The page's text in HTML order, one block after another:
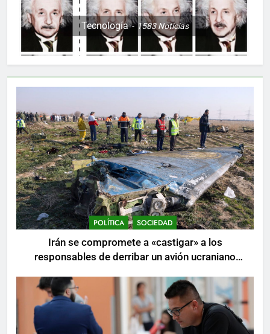
Tecnología 1583Noticias
POLÍTICA SOCIEDAD
Irán se compromete a «castigar» a los
responsables de derribar un avión ucraniano